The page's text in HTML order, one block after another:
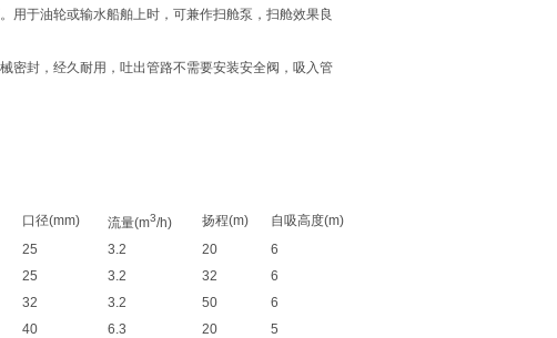
用于油轮或输水船舶上时，可兼作扫舱泵，扫舱效果良
封，经久耐用，吐出管路不需要安装安全阀，吸入管
口径(mm) 流量(m3/h) 扬程(m)
自吸高度(m)
25 3.2 20
6
25 3.2 32
6
32 3.2 50
6
40 6.3 20
5